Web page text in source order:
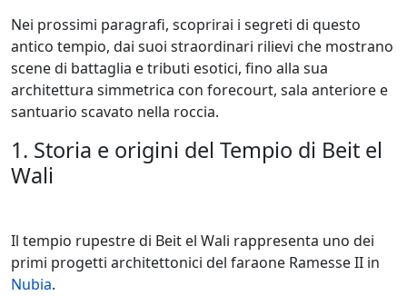
Nei prossimi paragrafi, scoprirai i segreti di questo
antico tempio, dai suoi straordinari rilievi che mostrano
scene di battaglia e tributi esotici, fino alla sua
architettura simmetrica con forecourt, sala anteriore e
santuario scavato nella roccia.
1. Storia e origini del Tempio di Beit el
Wali
Il tempio rupestre di Beit el Wali rappresenta uno dei
primi progetti architettonici del faraone Ramesse II in
Nubia.